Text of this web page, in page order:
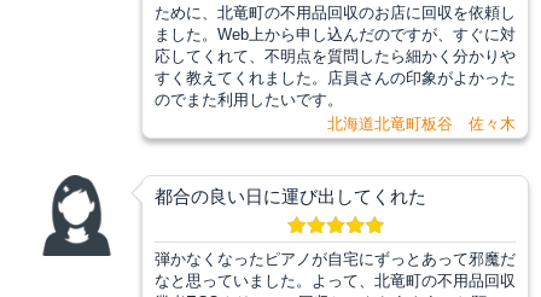
ために、北竜町の不用品回収のお店に回収を依頼し
ました。Web上から申し込んだのですが、すぐに対
応してくれて、不明点を質問したら細かく分かりや
すく教えてくれました。店員さんの印象がよかった
のでまた利用したいです。
北海道北竜町板谷 佐々木
都合の良い日に運び出してくれた
弾かなくなったピアノが自宅にずっとあって邪魔だ
なと思っていました。よって、北竜町の不用品回収